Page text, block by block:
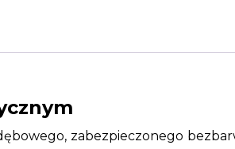
zabezpieczonego